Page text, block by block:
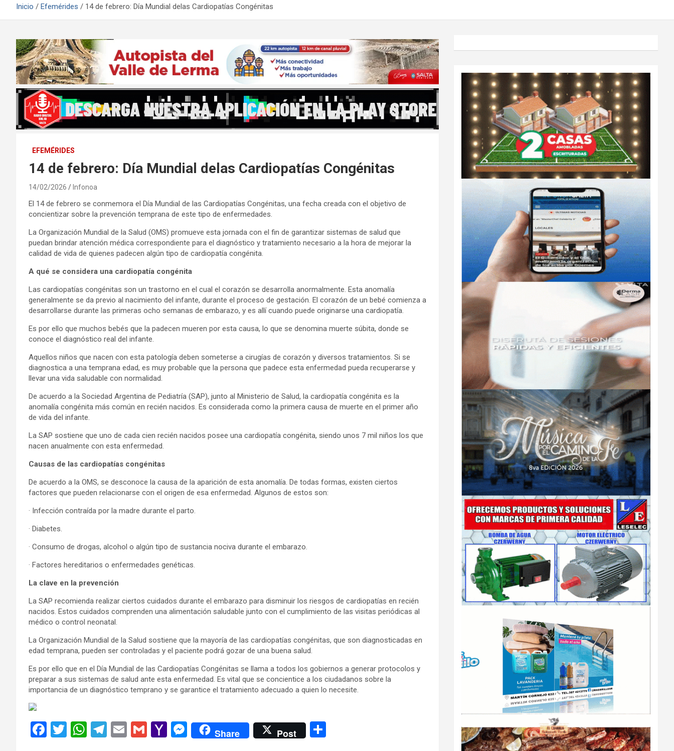
Inicio Efemérides 14 de febrero: Día Mundial delas Cardiopatías Congénitas
EFEMÉRIDES
14 de febrero: Día Mundial delas Cardiopatías Congénitas
14/02/2026 Infonoa
El 14 de febrero se conmemora el Día Mundial de las Cardiopatías Congénitas, una fecha creada con el objetivo de
concientizar sobre la prevención temprana de este tipo de enfermedades.
La Organización Mundial de la Salud (OMS) promueve esta jornada con el fin de garantizar sistemas de salud que
puedan brindar atención médica correspondiente para el diagnóstico y tratamiento necesario a la hora de mejorar la
calidad de vida de quienes padecen algún tipo de cardiopatía congénita.
A qué se considera una cardiopatía congénita
Las cardiopatías congénitas son un trastorno en el cual el corazón se desarrolla anormalmente. Esta anomalía
generalmente se da previo al nacimiento del infante, durante el proceso de gestación. El corazón de un bebé comienza a
desarrollarse durante las primeras ocho semanas de embarazo, y es allí cuando puede originarse una cardiopatía.
Es por ello que muchos bebés que la padecen mueren por esta causa, lo que se denomina muerte súbita, donde se
conoce el diagnóstico real del infante.
Aquellos niños que nacen con esta patología deben someterse a cirugías de corazón y diversos tratamientos. Si se
diagnostica a una temprana edad, es muy probable que la persona que padece esta enfermedad pueda recuperarse y
llevar una vida saludable con normalidad.
De acuerdo a la Sociedad Argentina de Pediatría (SAP), junto al Ministerio de Salud, la cardiopatía congénita es la
anomalía congénita más común en recién nacidos. Es considerada como la primera causa de muerte en el primer año
de vida del infante.
La SAP sostiene que uno de cada cien recién nacidos posee una cardiopatía congénita, siendo unos 7 mil niños los que
nacen anualmente con esta enfermedad.
Causas de las cardiopatías congénitas
De acuerdo a la OMS, se desconoce la causa de la aparición de esta anomalía. De todas formas, existen ciertos
factores que pueden relacionarse con el origen de esa enfermedad. Algunos de estos son:
· Infección contraída por la madre durante el parto.
· Diabetes.
· Consumo de drogas, alcohol o algún tipo de sustancia nociva durante el embarazo.
· Factores hereditarios o enfermedades genéticas.
La clave en la prevención
La SAP recomienda realizar ciertos cuidados durante el embarazo para disminuir los riesgos de cardiopatías en recién
nacidos. Estos cuidados comprenden una alimentación saludable junto con el cumplimiento de las visitas periódicas al
médico o control neonatal.
La Organización Mundial de la Salud sostiene que la mayoría de las cardiopatías congénitas, que son diagnosticadas en
edad temprana, pueden ser controladas y el paciente podrá gozar de una buena salud.
Es por ello que en el Día Mundial de las Cardiopatías Congénitas se llama a todos los gobiernos a generar protocolos y
preparar a sus sistemas de salud ante esta enfermedad. Es vital que se concientice a los ciudadanos sobre la
importancia de un diagnóstico temprano y se garantice el tratamiento adecuado a quien lo necesite.
F
T
W T
E
G
Y
M
Share Post